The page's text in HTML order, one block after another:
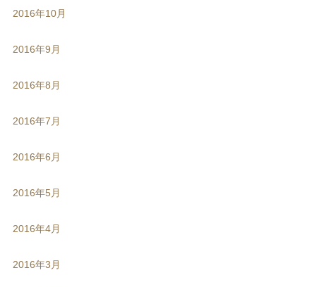
2016年10月
2016年9月
2016年8月
2016年7月
2016年6月
2016年5月
2016年4月
2016年3月